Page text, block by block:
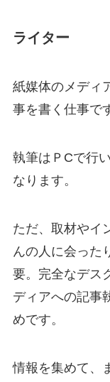
ライター
紙媒体のメディ
事を書く仕事で
執筆はＰCで行
なります。
ただ、取材やイ
んの人に会った
要。完全なデス
ディアへの記事
めです。
情報を集めて、